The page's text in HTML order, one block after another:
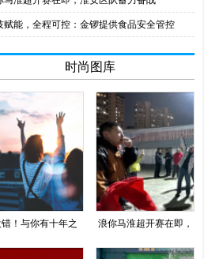
赋能，全程可控：金锣提供食品安全管控
时尚图库
！与你有十年之
就是这么霸道！
浪你马淮超开赛在即，
淮安区队蓄力备战